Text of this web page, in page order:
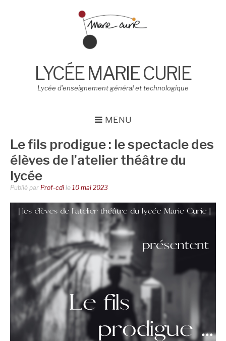
LYCÉE MARIE CURIE
Lycée d’enseignement général et technologique
MENU
Le fils prodigue : le spectacle des
élèves de l’atelier théâtre du
lycée
Publié par Prof-cdi le 10 mai 2023